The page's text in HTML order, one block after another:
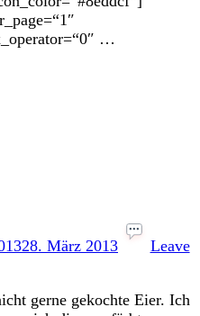
…
28. März 2013
Leave
gerne gekochte Eier. Ich